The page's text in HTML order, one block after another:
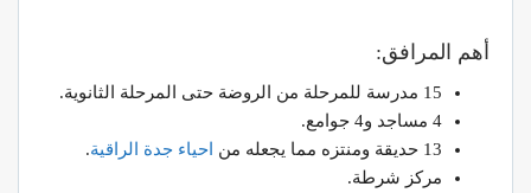
أهم المرافق:
15 مدرسة للمرحلة من الروضة حتى المرحلة الثانوية.
4 مساجد و4 جوامع.
13 حديقة ومنتزه مما يجعله من
احياء جدة الراقية.
مركز شرطة.